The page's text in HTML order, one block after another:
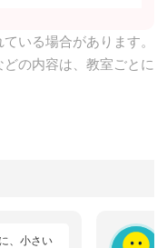
いる場合があります。
の内容は、教室ごとに
、小さい